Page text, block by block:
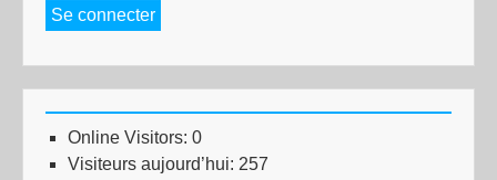
Se connecter
Online Visitors: 0
Visiteurs aujourd’hui: 257